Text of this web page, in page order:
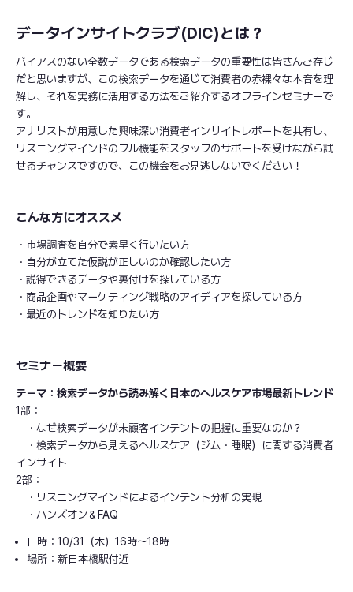
データインサイトクラブ(DIC)とは？
バイアスのない全数データである検索データの重要性は皆さんご存じ
だと思いますが、この検索データを通じて消費者の赤裸々な本音を理
解し、それを実務に活用する方法をご紹介するオフラインセミナーで
す。
アナリストが用意した興味深い消費者インサイトレポートを共有し、
リスニングマインドのフル機能をスタッフのサポートを受けながら試
せるチャンスですので、この機会をお見逃しないでください！
こんな方にオススメ
・市場調査を自分で素早く行いたい方
・自分が立てた仮説が正しいのか確認したい方
・説得できるデータや裏付けを探している方
・商品企画やマーケティング戦略のアイディアを探している方
・最近のトレンドを知りたい方
セミナー概要
テーマ：検索データから読み解く日本のヘルスケア市場最新トレンド
1部：
・なぜ検索データが未顧客インテントの把握に重要なのか？
・検索データから見えるヘルスケア（ジム・睡眠）に関する消費者
インサイト
2部：
・リスニングマインドによるインテント分析の実現
・ハンズオン＆FAQ
日時：10/31（木）16時～18時
場所：新日本橋駅付近